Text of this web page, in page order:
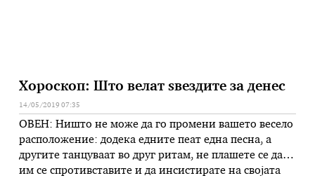
Хороскоп: Што велат ѕвездите за денес
14/05/2019 07:35
ОВЕН: Ништо не може да го промени вашето весело
расположение: додека едните пеат една песна, а
другите танцуваат во друг ритам, не плашете се да
им се спротивставите и да инсистирате на својата